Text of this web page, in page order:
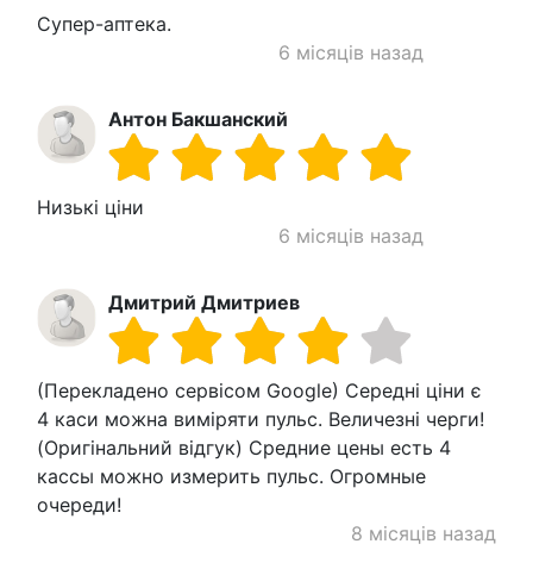
Супер-аптека.
6 місяців назад
Антон Бакшанский
Низькі ціни
6 місяців назад
Дмитрий Дмитриев
(Перекладено сервісом Google) Середні ціни є
4 каси можна виміряти пульс. Величезні черги!
(Оригінальний відгук) Средние цены есть 4
кассы можно измерить пульс. Огромные
очереди!
8 місяців назад